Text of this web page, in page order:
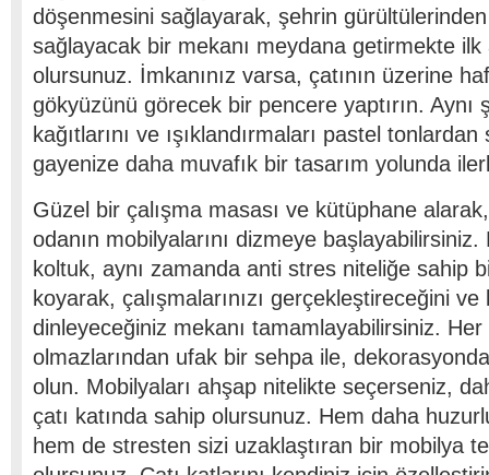
döşenmesini sağlayarak, şehrin gürültülerinden
sağlayacak bir mekanı meydana getirmekte ilk
olursunuz. İmkanınız varsa, çatının üzerine
gökyüzünü görecek bir pencere yaptırın. Aynı
kağıtlarını ve ışıklandırmaları pastel
gayenize daha muvafık bir tasarım yolunda
Güzel bir çalışma masası ve kütüphane
odanın mobilyalarını dizmeye
koltuk, aynı zamanda anti stres niteliğe sahip
koyarak, çalışmalarınızı gerçekleştireceğini ve
dinleyeceğiniz mekanı tamamlayabilirsiniz. Her
olmazlarından ufak bir sehpa ile,
olun. Mobilyaları ahşap nitelikte seçerseniz,
çatı katında sahip olursunuz. Hem daha
hem de stresten sizi uzaklaştıran bir mobilya